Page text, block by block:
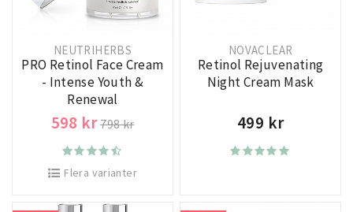
NEUTRIHERBS
PRO Retinol Face Cream
- Intense Youth &
Renewal
598 kr798 kr
Flera varianter
NOVACLEAR
Retinol Rejuvenating
Night Cream Mask
499 kr